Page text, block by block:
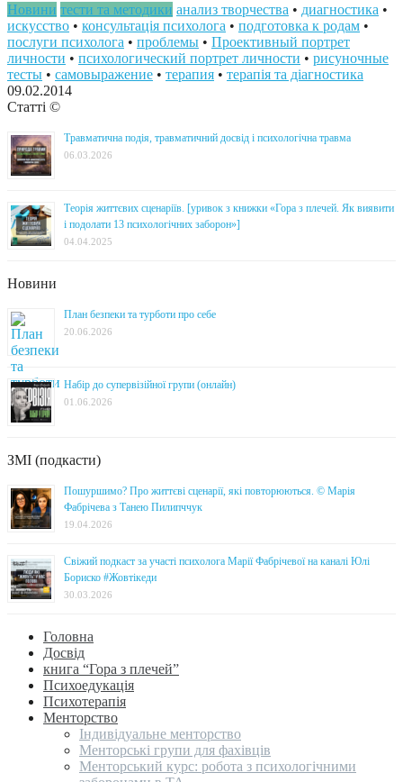
Новини тести та методики анализ творчества • диагностика •
искусство • консультація психолога • подготовка к родам •
послуги психолога • проблемы • Проективный портрет
личности • психологический портрет личности • рисуночные
тесты • самовыражение • терапия • терапія та діагностика
09.02.2014
Статті ©
Травматична подія, травматичний досвід і психологічна травма
06.03.2026
Теорія життєвих сценаріїв. [уривок з книжки «Гора з плечей. Як виявити
і подолати 13 психологічних заборон»]
04.04.2025
Новини
План безпеки та турботи про себе
20.06.2026
Набір до супервізійної групи (онлайн)
01.06.2026
ЗМІ (подкасти)
Пошуршимо? Про життєві сценарії, які повторюються. © Марія
Фабрічева з Танею Пилипччук
19.04.2026
Свіжий подкаст за участі психолога Марії Фабрічевої на каналі Юлі
Бориско #Жовтікеди
30.03.2026
Головна
Досвід
книга “Гора з плечей”
Психоедукація
Психотерапія
Менторство
Індивідуальне менторство
Менторські групи для фахівців
Менторський курс: робота з психологічними